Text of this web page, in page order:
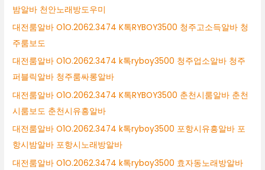
밤알바 천안노래방도우미
대전룸알바 O1O.2062.3474 K톡RYBOY3500 청주고소득알바 청
주룸보도
대전룸알바 O1O.2062.3474 k톡ryboy3500 청주업소알바 청주
퍼블릭알바 청주룸싸롱알바
대전룸알바 O1O.2062.3474 K톡RYBOY3500 춘천시룸알바 춘천
시룸보도 춘천시유흥알바
대전룸알바 O1O.2062.3474 k톡ryboy3500 포항시유흥알바 포
항시밤알바 포항시노래방알바
대전룸알바 O1O.2062.3474 k톡ryboy3500 효자동노래방알바